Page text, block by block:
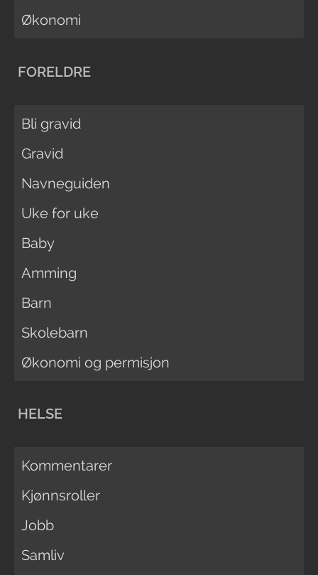
Økonomi
FORELDRE
Bli gravid
Gravid
Navneguiden
Uke for uke
Baby
Amming
Barn
Skolebarn
Økonomi og permisjon
HELSE
Kommentarer
Kjønnsroller
Jobb
Samliv